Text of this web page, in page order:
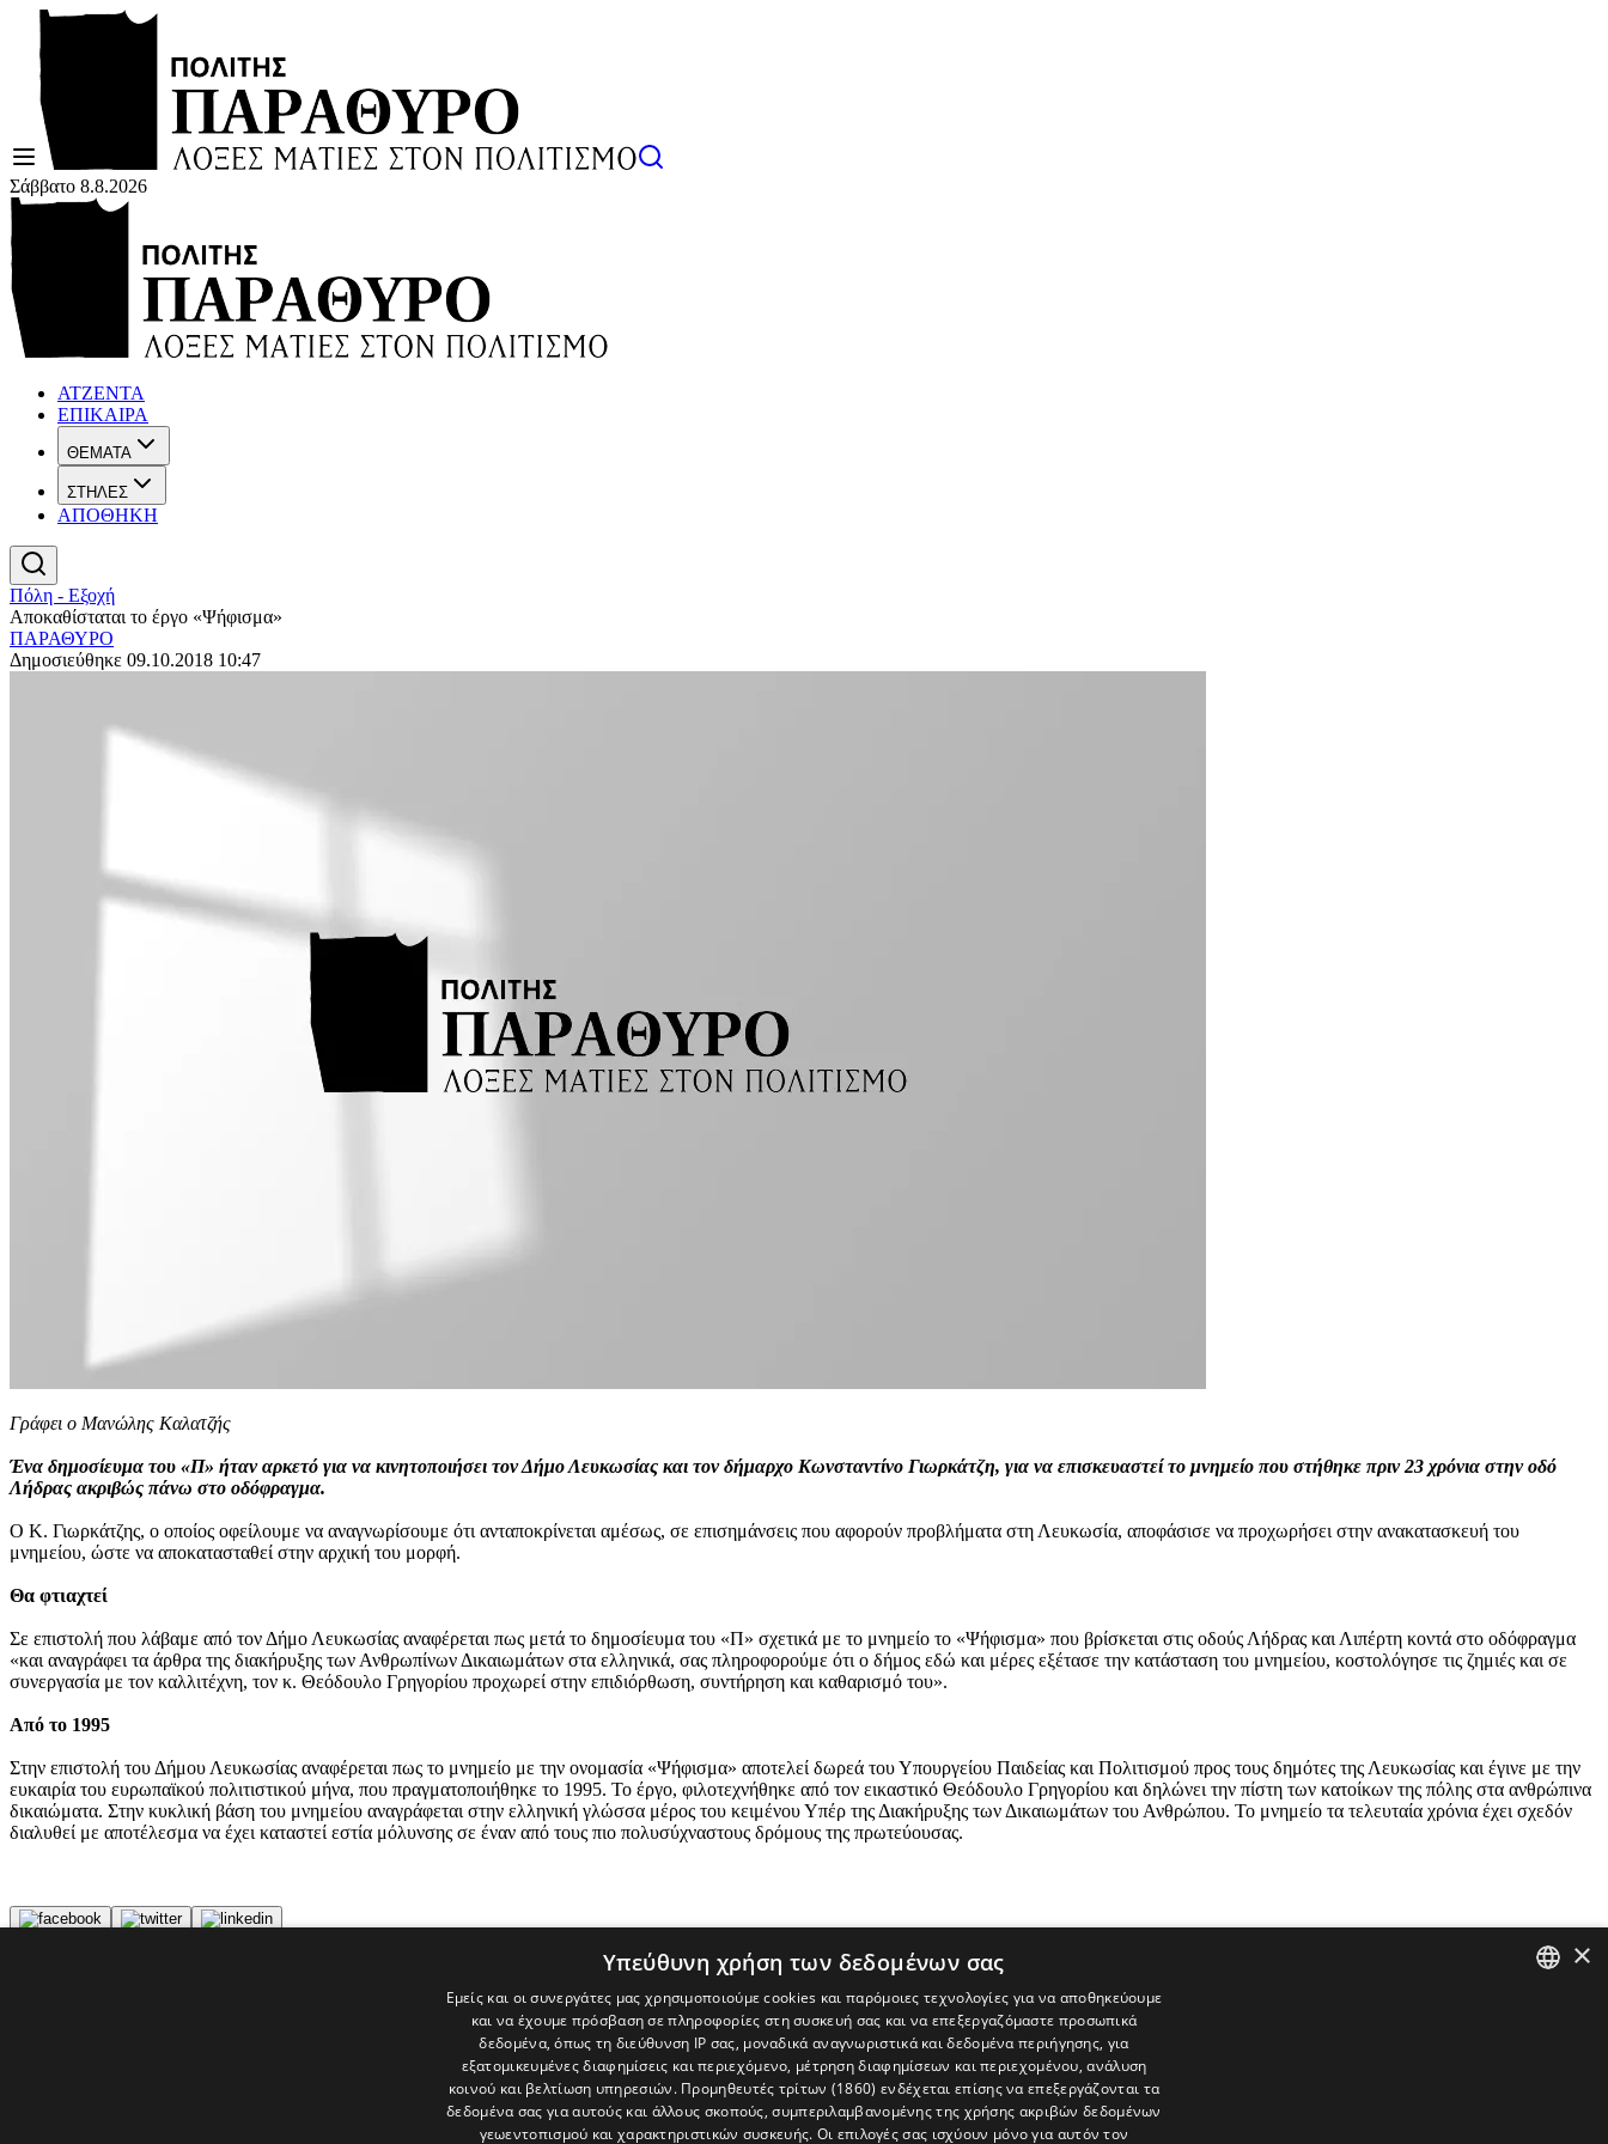
Σάββατο 8.8.2026
ΑΤΖΕΝΤΑ
ΕΠΙΚΑΙΡΑ
ΘΕΜΑΤΑ
ΣΤΗΛΕΣ
ΑΠΟΘΗΚΗ
Πόλη - Εξοχή
Αποκαθίσταται το έργο «Ψήφισμα»
ΠΑΡΑΘΥΡΟ
Δημοσιεύθηκε 09.10.2018 10:47
Γράφει ο Μανώλης Καλατζής
Ένα δημοσίευμα του «Π» ήταν αρκετό για να κινητοποιήσει τον Δήμο Λευκωσίας και τον δήμαρχο Κωνσταντίνο Γιωρκάτζη, για να επισκευαστεί το μνημείο που στήθηκε πριν 23 χρόνια στην οδό
Λήδρας ακριβώς πάνω στο οδόφραγμα.
Ο Κ. Γιωρκάτζης, ο οποίος οφείλουμε να αναγνωρίσουμε ότι ανταποκρίνεται αμέσως, σε επισημάνσεις που αφορούν προβλήματα στη Λευκωσία, αποφάσισε να προχωρήσει στην ανακατασκευή του
μνημείου, ώστε να αποκατασταθεί στην αρχική του μορφή.
Θα φτιαχτεί
Σε επιστολή που λάβαμε από τον Δήμο Λευκωσίας αναφέρεται πως μετά το δημοσίευμα του «Π» σχετικά με το μνημείο το «Ψήφισμα» που βρίσκεται στις οδούς Λήδρας και Λιπέρτη κοντά στο οδόφραγμα
«και αναγράφει τα άρθρα της διακήρυξης των Ανθρωπίνων Δικαιωμάτων στα ελληνικά, σας πληροφορούμε ότι ο δήμος εδώ και μέρες εξέτασε την κατάσταση του μνημείου, κοστολόγησε τις ζημιές και σε
συνεργασία με τον καλλιτέχνη, τον κ. Θεόδουλο Γρηγορίου προχωρεί στην επιδιόρθωση, συντήρηση και καθαρισμό του».
Από το 1995
Στην επιστολή του Δήμου Λευκωσίας αναφέρεται πως το μνημείο με την ονομασία «Ψήφισμα» αποτελεί δωρεά του Υπουργείου Παιδείας και Πολιτισμού προς τους δημότες της Λευκωσίας και έγινε με την
ευκαιρία του ευρωπαϊκού πολιτιστικού μήνα, που πραγματοποιήθηκε το 1995. Το έργο, φιλοτεχνήθηκε από τον εικαστικό Θεόδουλο Γρηγορίου και δηλώνει την πίστη των κατοίκων της πόλης στα ανθρώπινα
δικαιώματα. Στην κυκλική βάση του μνημείου αναγράφεται στην ελληνική γλώσσα μέρος του κειμένου Υπέρ της Διακήρυξης των Δικαιωμάτων του Ανθρώπου. Το μνημείο τα τελευταία χρόνια έχει σχεδόν
διαλυθεί με αποτέλεσμα να έχει καταστεί εστία μόλυνσης σε έναν από τους πιο πολυσύχναστους δρόμους της πρωτεύουσας.
×
Υπεύθυνη χρήση των δεδομένων σας
Εμείς και οι συνεργάτες μας χρησιμοποιούμε cookies και παρόμοιες τεχνολογίες για να αποθηκεύουμε
και να έχουμε πρόσβαση σε πληροφορίες στη συσκευή σας και να επεξεργαζόμαστε προσωπικά
δεδομένα, όπως τη διεύθυνση IP σας, μοναδικά αναγνωριστικά και δεδομένα περιήγησης, για
εξατομικευμένες διαφημίσεις και περιεχόμενο, μέτρηση διαφημίσεων και περιεχομένου, ανάλυση
κοινού και βελτίωση υπηρεσιών. Προμηθευτές τρίτων (1860) ενδέχεται επίσης να επεξεργάζονται τα
δεδομένα σας για αυτούς και άλλους σκοπούς, συμπεριλαμβανομένης της χρήσης ακριβών δεδομένων
γεωεντοπισμού και χαρακτηριστικών συσκευής. Οι επιλογές σας ισχύουν μόνο για αυτόν τον